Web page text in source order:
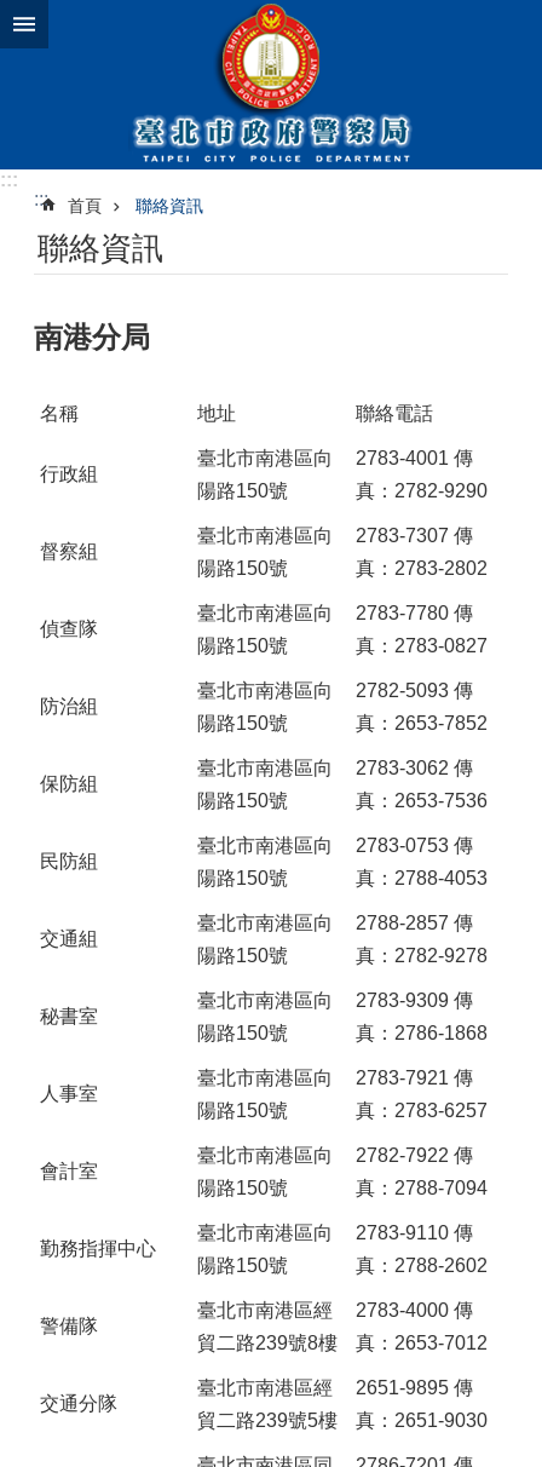
跳到主要內容區塊
:::
:::
首頁 聯絡資訊
聯絡資訊
南港分局
名稱 地址 聯絡電話
行政組
臺北市南港區向
陽路150號
2783-4001 傳
真：2782-9290
督察組
臺北市南港區向
陽路150號
2783-7307 傳
真：2783-2802
偵查隊
臺北市南港區向
陽路150號
2783-7780 傳
真：2783-0827
防治組
臺北市南港區向
陽路150號
2782-5093 傳
真：2653-7852
保防組
臺北市南港區向
陽路150號
2783-3062 傳
真：2653-7536
民防組
臺北市南港區向
陽路150號
2783-0753 傳
真：2788-4053
交通組
臺北市南港區向
陽路150號
2788-2857 傳
真：2782-9278
秘書室
臺北市南港區向
陽路150號
2783-9309 傳
真：2786-1868
人事室
臺北市南港區向
陽路150號
2783-7921 傳
真：2783-6257
會計室
臺北市南港區向
陽路150號
2782-7922 傳
真：2788-7094
勤務指揮中心
臺北市南港區向
陽路150號
2783-9110 傳
真：2788-2602
警備隊
臺北市南港區經
貿二路239號8樓
2783-4000 傳
真：2653-7012
交通分隊
臺北市南港區經
貿二路239號5樓
2651-9895 傳
真：2651-9030